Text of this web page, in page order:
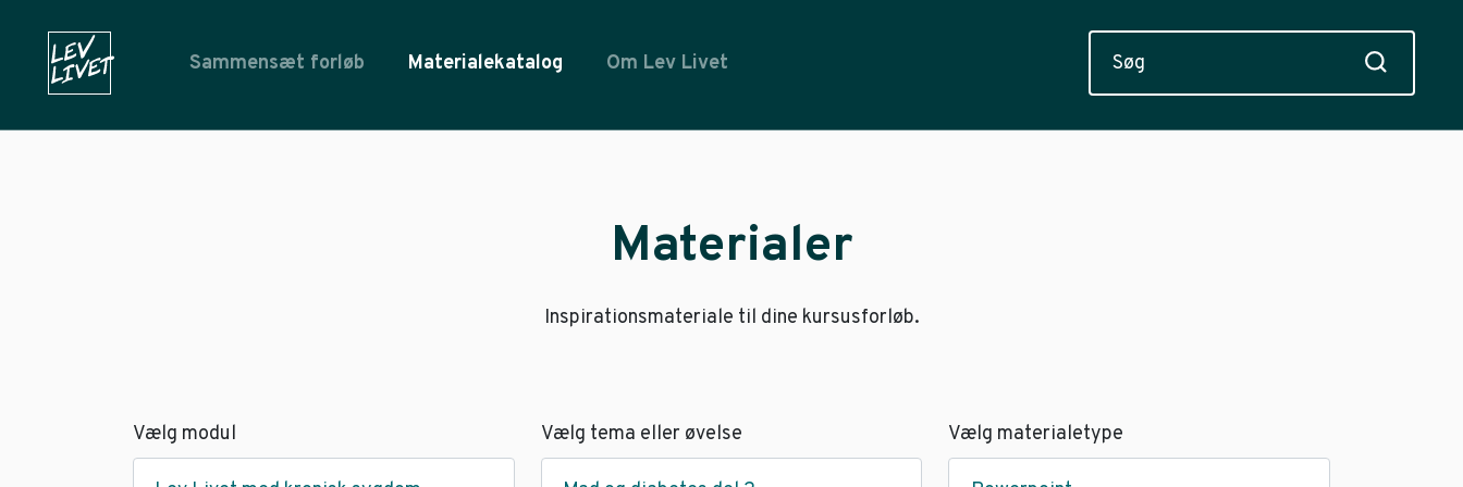
Sammensæt forløb Materialekatalog Om Lev Livet
Materialer
Inspirationsmateriale til dine kursusforløb.
Vælg modul Vælg tema eller øvelse Vælg materialetype